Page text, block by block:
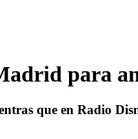
para
que en Radio